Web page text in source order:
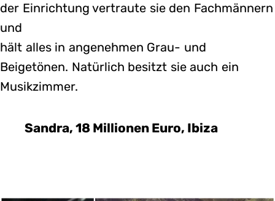
der Einrichtung vertraute sie den Fachmännern
und
hält alles in angenehmen Grau- und
Beigetönen. Natürlich besitzt sie auch ein
Musikzimmer.
Sandra, 18 Millionen Euro, Ibiza